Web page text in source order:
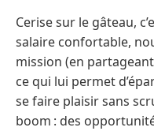
Cerise sur le gâteau,
salaire confortable,
mission (en
ce qui lui permet
se faire plaisir sans
boom : des